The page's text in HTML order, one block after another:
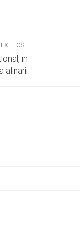
POST
in
alinarii